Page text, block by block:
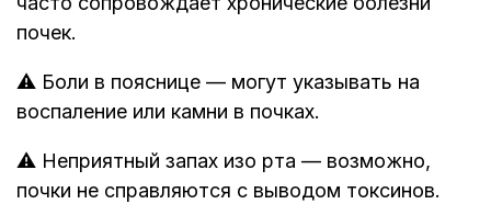
почек.
⚠ Боли в пояснице — могут указывать на
воспаление или камни в почках.
⚠ Неприятный запах изо рта — возможно,
почки не справляются с выводом токсинов.